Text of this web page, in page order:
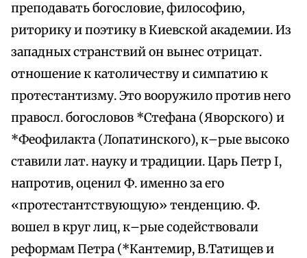
преподавать богословие, философию,
риторику и поэтику в Киевской академии. Из
западных странствий он вынес отрицат.
отношение к католичеству и симпатию к
протестантизму. Это вооружило против него
правосл. богословов *Стефана (Яворского) и
*Феофилакта (Лопатинского), к–рые высоко
ставили лат. науку и традиции. Царь Петр I,
напротив, оценил Ф. именно за его
«протестантствующую» тенденцию. Ф.
вошел в круг лиц, к–рые содействовали
реформам Петра (*Кантемир, В.Татищев и